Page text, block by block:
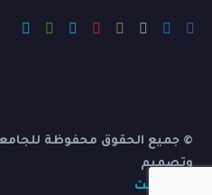
© جميع الحقوق محفوظة للجامعة
وتصميم
بي ديفرنت